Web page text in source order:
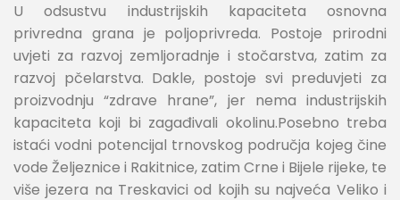
U odsustvu industrijskih kapaciteta osnovna
privredna grana je poljoprivreda. Postoje prirodni
uvjeti za razvoj zemljoradnje i stočarstva, zatim za
razvoj pčelarstva. Dakle, postoje svi preduvjeti za
proizvodnju “zdrave hrane”, jer nema industrijskih
kapaciteta koji bi zagađivali okolinu.Posebno treba
istaći vodni potencijal trnovskog područja kojeg čine
vode Željeznice i Rakitnice, zatim Crne i Bijele rijeke, te
više jezera na Treskavici od kojih su najveća Veliko i